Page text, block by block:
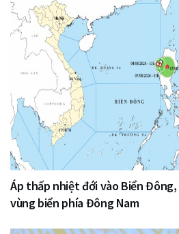
Áp thấp nhiệt đới vào Biển
vùng biển phía Đông Nam